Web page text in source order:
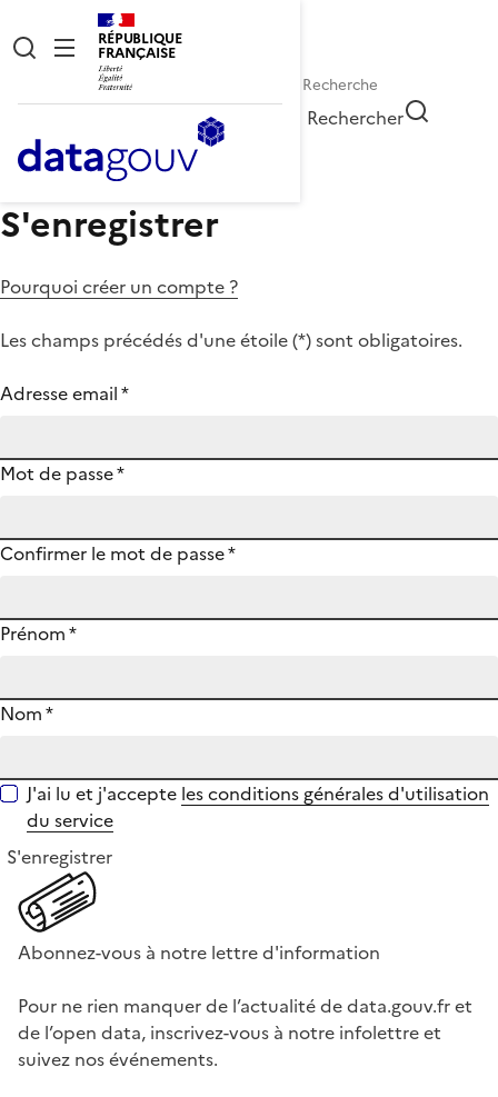
RÉPUBLIQUE
FRANÇAISE
Rechercher
S'enregistrer
Pourquoi créer un compte ?
Les champs précédés d'une étoile (*) sont obligatoires.
Adresse email*
Mot de passe*
Confirmer le mot de passe*
Prénom*
Nom*
J'ai lu et j'accepte les conditions générales d'utilisation
du service
S'enregistrer
Abonnez-vous à notre lettre d'information
Pour ne rien manquer de l’actualité de data.gouv.fr et
de l’open data, inscrivez-vous à notre infolettre et
suivez nos événements.